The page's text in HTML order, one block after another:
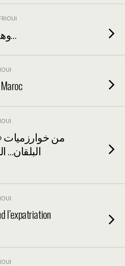
وهكذا عدت إلى الوطن…
من خوارزميات
البلقان…
l’expatriation